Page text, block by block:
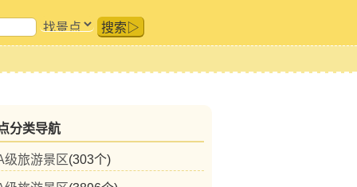
搜索▷
分类导航
级旅游景区(303个)